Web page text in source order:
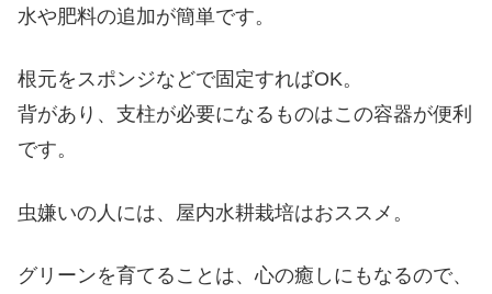
水や肥料の追加が簡単です。
根元をスポンジなどで固定すればOK。
背があり、支柱が必要になるものはこの容器が便利
です。
虫嫌いの人には、屋内水耕栽培はおススメ。
グリーンを育てることは、心の癒しにもなるので、